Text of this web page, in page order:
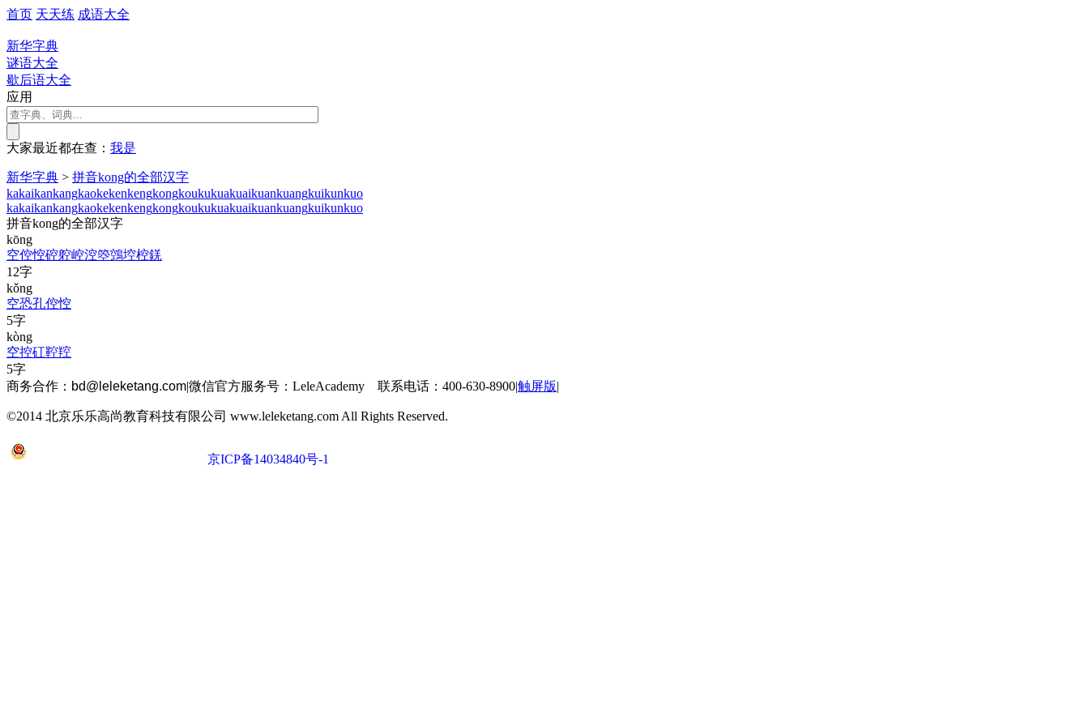
首页 天天练 成语大全
新华字典
谜语大全
歇后语大全
应用
大家最近都在查： 我是
新华字典 > 拼音kong的全部汉字
kakaikankangkaokekenkengkongkoukukuakuaikuankuangkuikunkuo
kakaikankangkaokekenkengkongkoukukuakuaikuankuangkuikunkuo
拼音kong的全部汉字
kōng
空倥悾硿躻崆涳箜鵼埪椌錓
12字
kǒng
空恐孔倥悾
5字
kòng
空控矼鞚羫
5字
商务合作： bd@leleketang.com|微信官方服务号：LeleAcademy 联系电话：400-630-8900|触屏版|
©2014 北京乐乐高尚教育科技有限公司 www.leleketang.com All Rights Reserved.
京ICP备14034840号-1